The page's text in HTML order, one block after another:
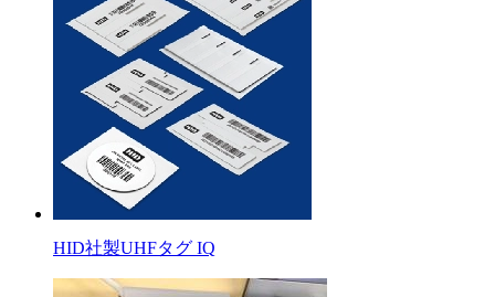
HID社製UHFタグ IQ